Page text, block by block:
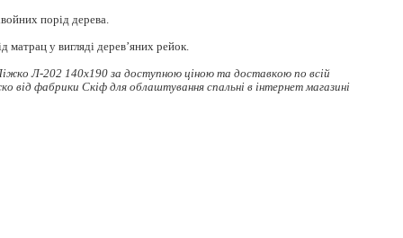
порід дерева.
матрац у вигляді дерев’яних рейок.
Л-202 140x190 за доступною ціною та доставкою по всій
від фабрики Скіф для облаштування спальні в інтернет магазині